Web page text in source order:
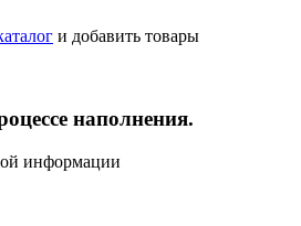
и добавить товары
наполнения.
информации